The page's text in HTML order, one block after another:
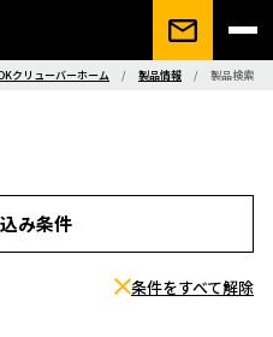
クリューバーホーム / 製品情報 / 製品検索
み条件
条件をすべて解除